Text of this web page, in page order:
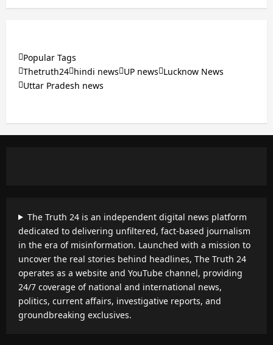
Popular Tags
Thetruth24 hindi news UP news Lucknow News
Uttar Pradesh news
The Truth 24 is an independent digital news platform
dedicated to delivering unfiltered, fact-based journalism
in the era of misinformation. Launched with a mission to
uncover the real stories behind headlines, The Truth 24
operates as a website and YouTube channel, providing
24/7 coverage of national and international news,
politics, current affairs, investigative reports, and
groundbreaking exclusives.